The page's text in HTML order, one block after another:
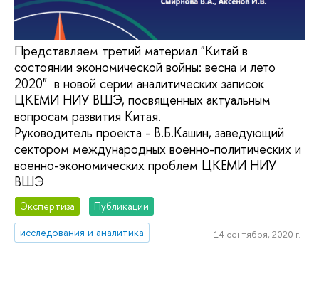
Представляем третий материал "Китай в
состоянии экономической войны: весна и лето
2020" в новой серии аналитических записок
ЦКЕМИ НИУ ВШЭ, посвященных актуальным
вопросам развития Китая.
Руководитель проекта - В.Б.Кашин, заведующий
сектором международных военно-политических и
военно-экономических проблем ЦКЕМИ НИУ
ВШЭ
Экспертиза
Публикации
исследования и аналитика
14 сентября, 2020 г.